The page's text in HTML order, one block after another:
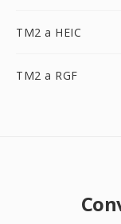
TM2 a HEIC
TM2 a RGF